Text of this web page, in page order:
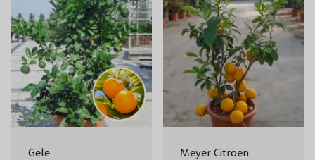
Gele
Meyer Citroen